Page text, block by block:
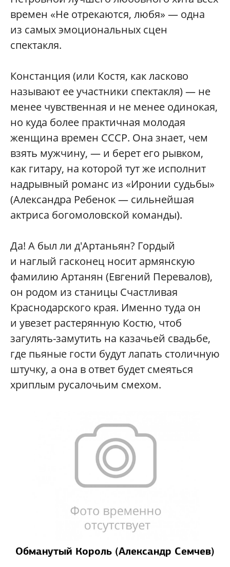
времен «Не отрекаются, любя» — одна
из самых эмоциональных сцен
спектакля.
Констанция (или Костя, как ласково
называют ее участники спектакля) — не
менее чувственная и не менее одинокая,
но куда более практичная молодая
женщина времен СССР. Она знает, чем
взять мужчину, — и берет его рывком,
как гитару, на которой тут же исполнит
надрывный романс из «Иронии судьбы»
(Александра Ребенок — сильнейшая
актриса богомоловской команды).
Да! А был ли д'Артаньян? Гордый
и наглый гасконец носит армянскую
фамилию Артанян (Евгений Перевалов),
он родом из станицы Счастливая
Краснодарского края. Именно туда он
и увезет растерянную Костю, чтоб
загулять-замутить на казачьей свадьбе,
где пьяные гости будут лапать столичную
штучку, а она в ответ будет смеяться
хриплым русалочьим смехом.
Обманутый Король (Александр Семчев)